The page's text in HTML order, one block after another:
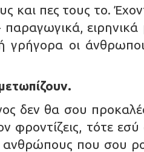
και πες τους το.
ειρηνικά
γρήγορα οι
δεν θα σου
φροντίζεις, τότε
που σου